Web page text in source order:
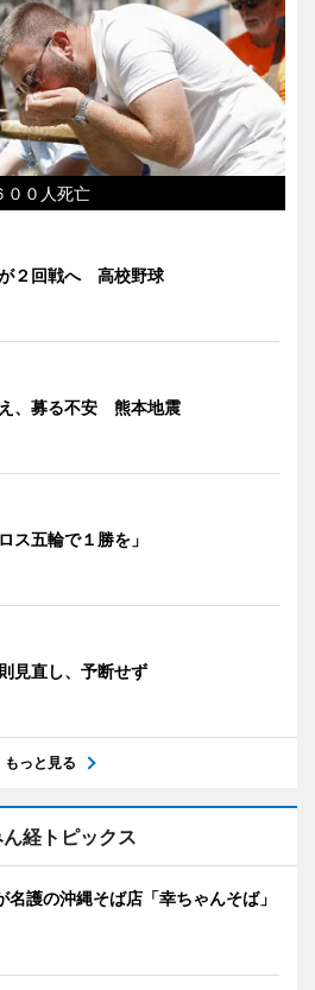
００人死亡
２回戦へ 高校野球
、募る不安 熊本地震
ス五輪で１勝を」
見直し、予断せず
もっと見る
経トピックス
護の沖縄そば店「幸ちゃんそば」